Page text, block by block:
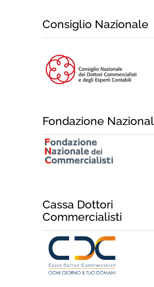
Consiglio Nazionale
Fondazione
Cassa Dottori
Commercialisti